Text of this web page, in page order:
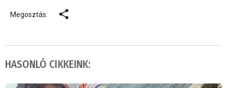
Megosztás:
HASONLÓ CIKKEINK: